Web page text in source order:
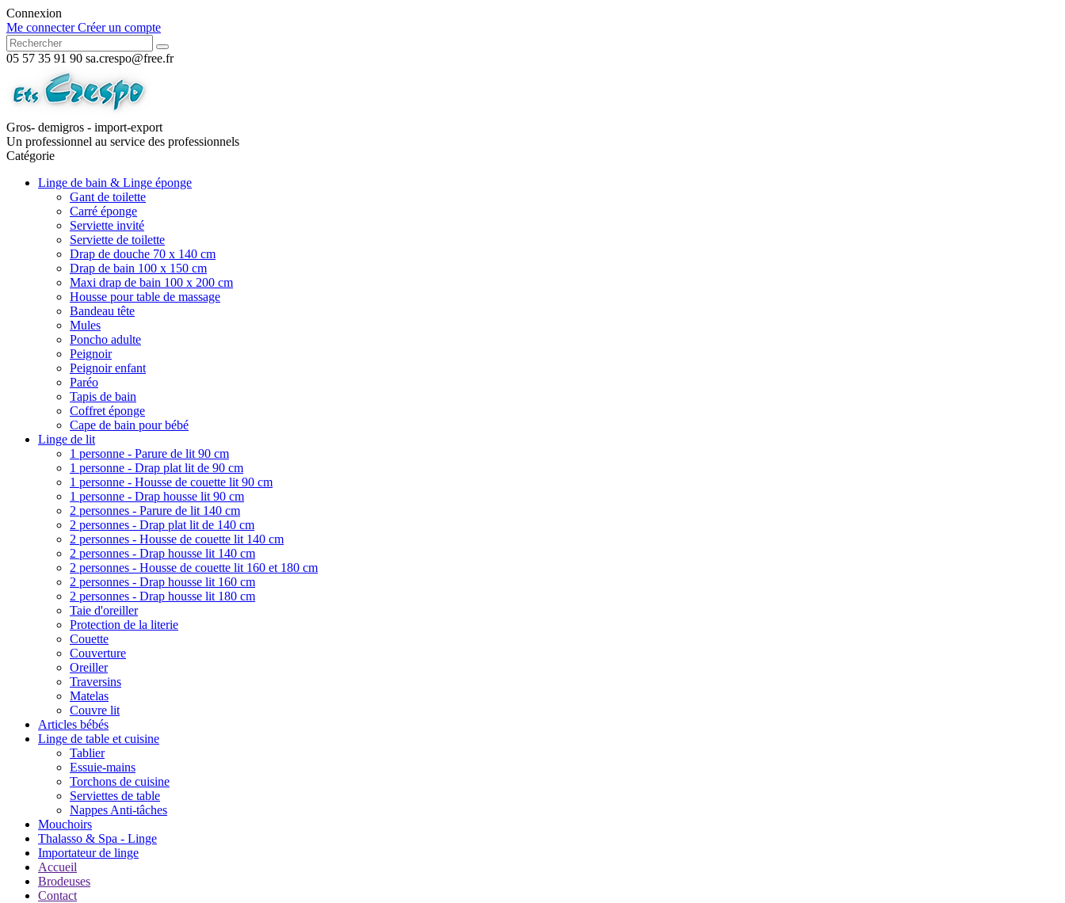
Connexion
Me connecter Créer un compte
05 57 35 91 90 sa.crespo@free.fr
Gros- demigros - import-export
Un professionnel au service des professionnels
Catégorie
Linge de bain & Linge éponge
Gant de toilette
Carré éponge
Serviette invité
Serviette de toilette
Drap de douche 70 x 140 cm
Drap de bain 100 x 150 cm
Maxi drap de bain 100 x 200 cm
Housse pour table de massage
Bandeau tête
Mules
Poncho adulte
Peignoir
Peignoir enfant
Paréo
Tapis de bain
Coffret éponge
Cape de bain pour bébé
Linge de lit
1 personne - Parure de lit 90 cm
1 personne - Drap plat lit de 90 cm
1 personne - Housse de couette lit 90 cm
1 personne - Drap housse lit 90 cm
2 personnes - Parure de lit 140 cm
2 personnes - Drap plat lit de 140 cm
2 personnes - Housse de couette lit 140 cm
2 personnes - Drap housse lit 140 cm
2 personnes - Housse de couette lit 160 et 180 cm
2 personnes - Drap housse lit 160 cm
2 personnes - Drap housse lit 180 cm
Taie d'oreiller
Protection de la literie
Couette
Couverture
Oreiller
Traversins
Matelas
Couvre lit
Articles bébés
Linge de table et cuisine
Tablier
Essuie-mains
Torchons de cuisine
Serviettes de table
Nappes Anti-tâches
Mouchoirs
Thalasso & Spa - Linge
Importateur de linge
Accueil
Brodeuses
Contact